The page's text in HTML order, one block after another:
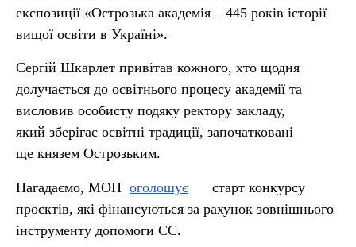
експозиції «Острозька академія – 445 років історії
вищої освіти в Україні».
Сергій Шкарлет привітав кожного, хто щодня
долучається до освітнього процесу академії та
висловив особисту подяку ректору закладу,
який зберігає освітні традиції, започатковані
ще князем Острозьким.
Нагадаємо, МОН оголошує
старт конкурсу
проєктів, які фінансуються за рахунок зовнішнього
інструменту допомоги ЄС.